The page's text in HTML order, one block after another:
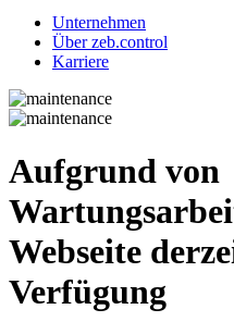
Unternehmen
Über zeb.control
Karriere
Aufgrund von
Webseite
Verfügung